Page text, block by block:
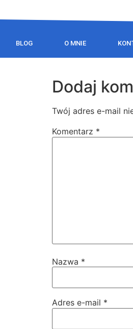
BLOG O MNIE
Dodaj
Twój adres e-mail
Komentarz *
Nazwa *
Adres e-mail *